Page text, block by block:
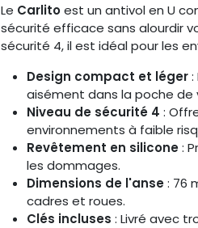
Le Carlitoest un antivol en U
sécurité efficace sans alourdir
sécurité 4, il est idéal pour les
Design compact et léger:
aisément dans la poche
Niveau de sécurité 4 :
environnements à faible
Revêtement en silicone:
les dommages.
Dimensions de l'anse: 76
cadres et roues.
Clés incluses : Livré avec